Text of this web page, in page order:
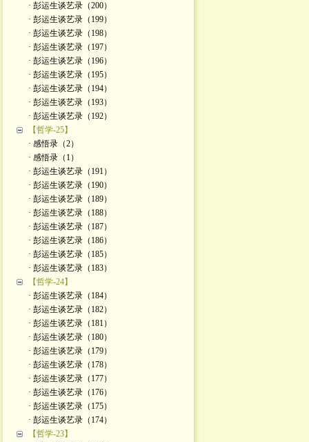
· 彭运生谈艺录（200）
· 彭运生谈艺录（199）
· 彭运生谈艺录（198）
· 彭运生谈艺录（197）
· 彭运生谈艺录（196）
· 彭运生谈艺录（195）
· 彭运生谈艺录（194）
· 彭运生谈艺录（193）
· 彭运生谈艺录（192）
【哲学-25】
· 感悟录（2）
· 感悟录（1）
· 彭运生谈艺录（191）
· 彭运生谈艺录（190）
· 彭运生谈艺录（189）
· 彭运生谈艺录（188）
· 彭运生谈艺录（187）
· 彭运生谈艺录（186）
· 彭运生谈艺录（185）
· 彭运生谈艺录（183）
【哲学-24】
· 彭运生谈艺录（184）
· 彭运生谈艺录（182）
· 彭运生谈艺录（181）
· 彭运生谈艺录（180）
· 彭运生谈艺录（179）
· 彭运生谈艺录（178）
· 彭运生谈艺录（177）
· 彭运生谈艺录（176）
· 彭运生谈艺录（175）
· 彭运生谈艺录（174）
【哲学-23】